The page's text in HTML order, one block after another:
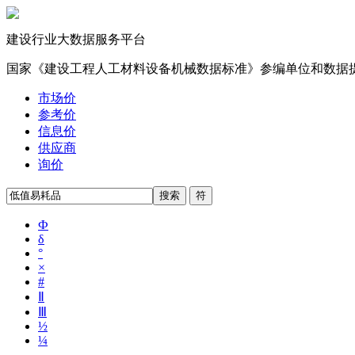
建设行业大数据服务平台
国家《建设工程人工材料设备机械数据标准》参编单位和数据
市场价
参考价
信息价
供应商
询价
Ф
δ
°
×
#
½
¼